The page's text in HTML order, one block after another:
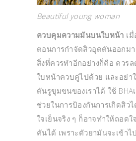
Beautiful young woman
ควบคุมความมันบนใบหน้า เ
ตอนการกำจัดสิวอุดตันออกม
สิ่งที่ควรทำอีกอย่างก็คือ ควร
ใบหน้าควบคู่ไปด้วย และอย่า
ตันรูขุมขนของเราได้ ใช้ BHA
ช่วยในการป้องกันการเกิดสิว
ใจเย็นจริง ๆ ก็อาจทำให้ถอดใ
คันได้ เพราะตัวยามันจะเข้า